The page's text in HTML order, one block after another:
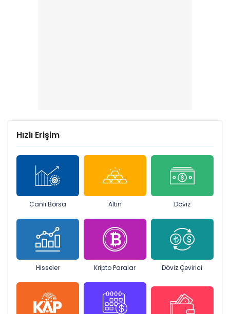
Hızlı Erişim
Canlı Borsa Altın Döviz
Hisseler Kripto Paralar Döviz Çevirici